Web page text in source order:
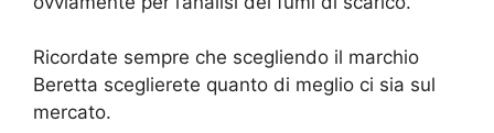
Ricordate sempre che scegliendo il marchio
Beretta sceglierete quanto di meglio ci sia sul
mercato.